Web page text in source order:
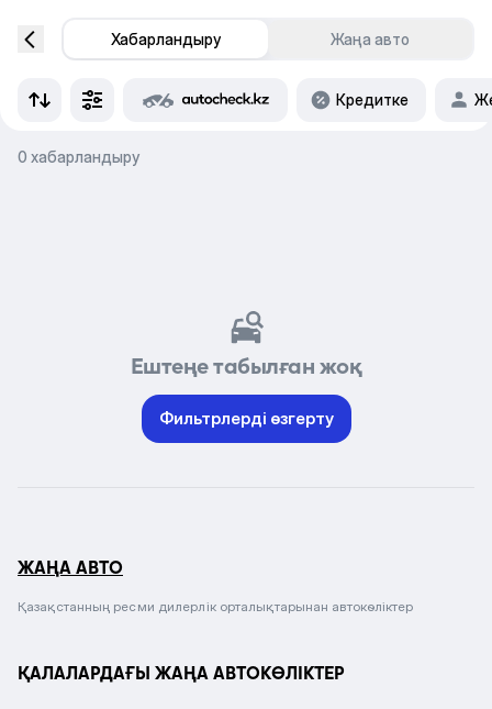
Хабарландыру Жаңа авто
Кредитке
0 хабарландыру
Ештеңе табылған жоқ
Фильтрлерді өзгерту
ЖАҢА АВТО
Қазақстанның ресми дилерлік орталықтарынан автокөліктер
ҚАЛАЛАРДАҒЫ ЖАҢА АВТОКӨЛІКТЕР